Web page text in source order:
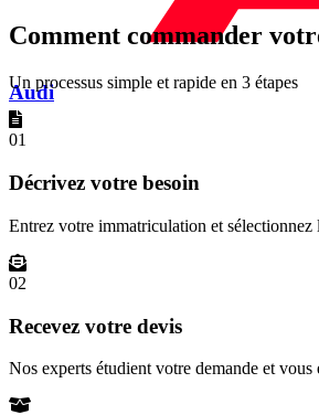
Audi
Comment commander
Un processus simple et rapide en 3 étapes
01
Décrivez votre besoin
Entrez votre immatriculation et
02
Recevez votre devis
Nos experts étudient votre demande et